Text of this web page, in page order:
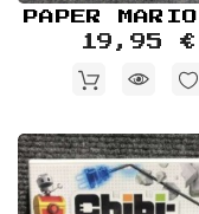
19,95 €